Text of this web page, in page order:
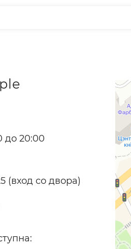
до 20:00
(вход со двора)